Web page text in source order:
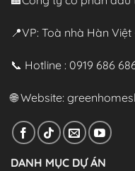
📍VP: Toà nhà Hàn
📞 Hotline : 0919 686
🌐 Website:
DANH MỤC DỰ ÁN